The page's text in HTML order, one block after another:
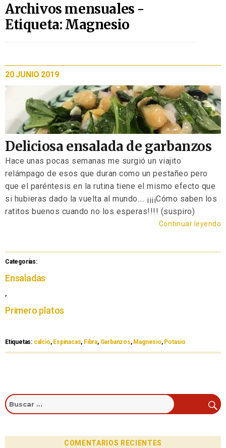
Archivos mensuales -
Etiqueta: Magnesio
20 JUNIO 2019
Deliciosa ensalada de garbanzos
Hace unas pocas semanas me surgió un viajito
relámpago de esos que duran como un pestañeo pero
que el paréntesis en la rutina tiene el mismo efecto que
si hubieras dado la vuelta al mundo…. ¡¡¡¡Cómo saben los
ratitos buenos cuando no los esperas!!!! (suspiro)
Continuar leyendo
Categorías:
Ensaladas
,
Primero platos
Etiquetas: calcio, Espinacas, Fibra, Garbanzos, Magnesio, Potasio
COMENTARIOS RECIENTES